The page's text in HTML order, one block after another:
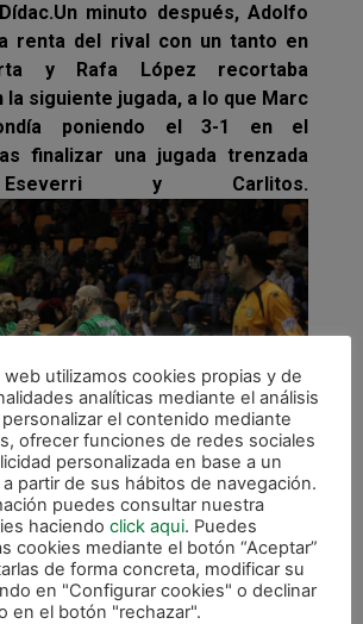
Un minuto después, Adolfo
renta del rival con un tanto en
y Rafa López recortaba
la siguiente jugada, a lo que Marc
poniendo el 3-1 en el
finalizar una jugada trenzada
y Carlitos.
de Magna Navarra celebran un gol
utilizamos cookies propias y de
analíticas mediante el análisis
el contenido mediante
ofrecer funciones de redes sociales
personalizada en base a un
partir de sus hábitos de navegación.
puedes consultar nuestra
haciendo click aqui. Puedes
cookies mediante el botón “Aceptar”
de forma concreta, modificar su
en "Configurar cookies" o declinar
en el botón "rechazar".